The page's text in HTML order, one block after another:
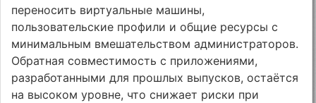
переносить виртуальные машины,
пользовательские профили и общие ресурсы с
минимальным вмешательством администраторов.
Обратная совместимость с приложениями,
разработанными для прошлых выпусков, остаётся
на высоком уровне, что снижает риски при